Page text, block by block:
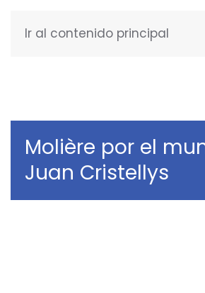
Ir al contenido principal
Molière por el
Juan Cristellys